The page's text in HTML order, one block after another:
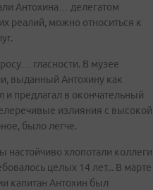
Антохина… делегатом
реалий, можно относиться к
гласности. В музее
выданный Антохину как
предлагал в окончательный
излияния с высокой
было легче.
настойчиво хлопотали коллеги
целых 14 лет... В марте
капитан Антохин был